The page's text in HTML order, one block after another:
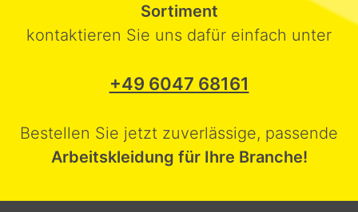
Sortiment
kontaktieren Sie uns dafür einfach unter
+49 6047 68161
Bestellen Sie jetzt zuverlässige, passende
Arbeitskleidung für Ihre Branche!